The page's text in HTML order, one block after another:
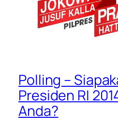
Polling –
Presiden RI
Anda?